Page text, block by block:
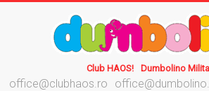
Dumbolino
Club HAOS!
office@clubhaos.ro